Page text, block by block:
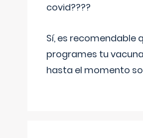
covid????
Sí, es
programes tu
hasta el momento